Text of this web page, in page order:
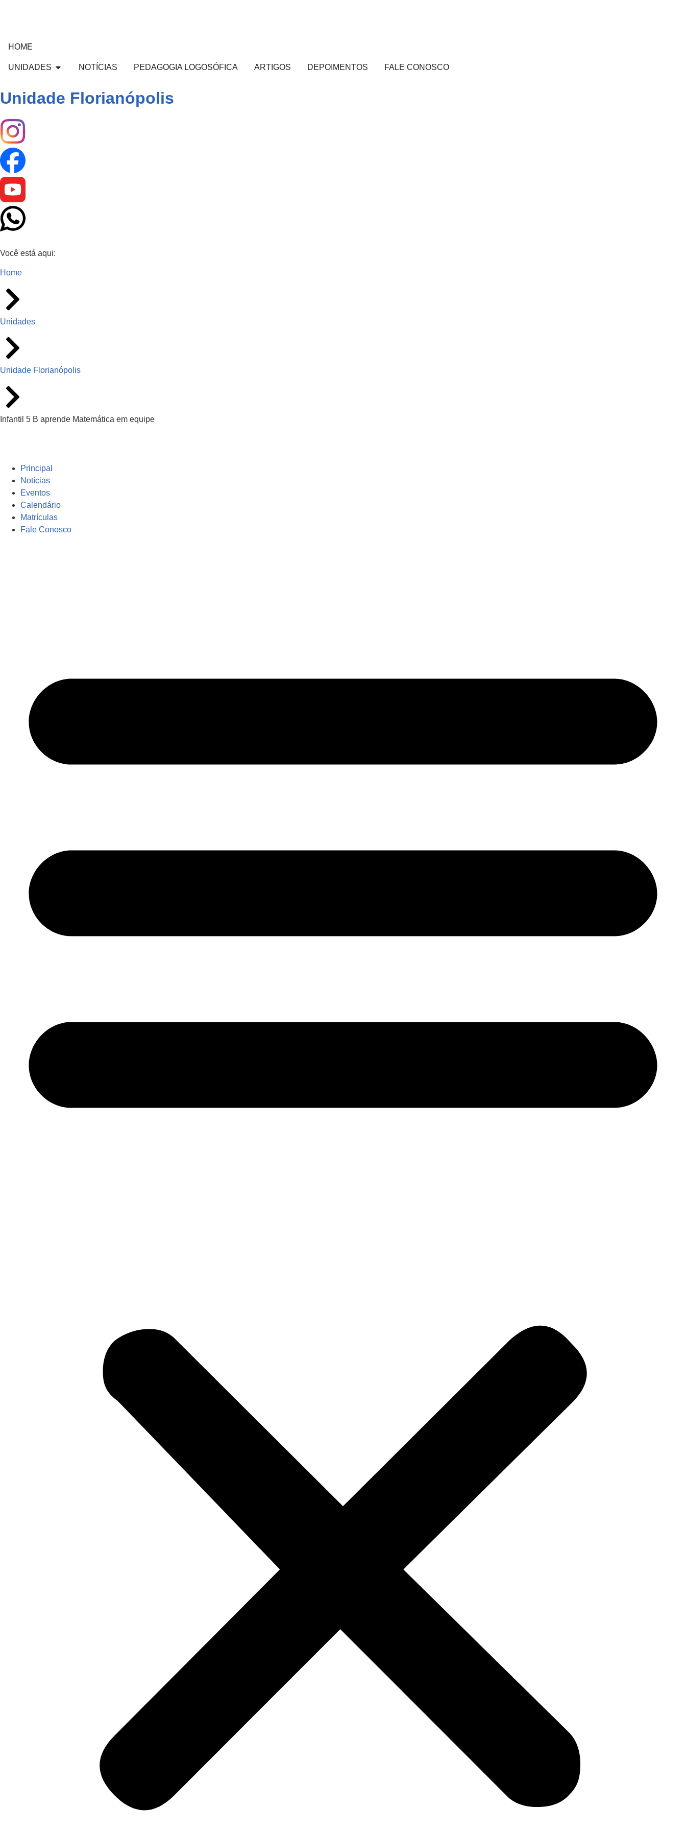
HOME
UNIDADES NOTÍCIAS PEDAGOGIA LOGOSÓFICA ARTIGOS DEPOIMENTOS FALE CONOSCO
Unidade Florianópolis
Você está aqui:
Home
Unidades
Unidade Florianópolis
Infantil 5 B aprende Matemática em equipe
Principal
Notícias
Eventos
Calendário
Matrículas
Fale Conosco